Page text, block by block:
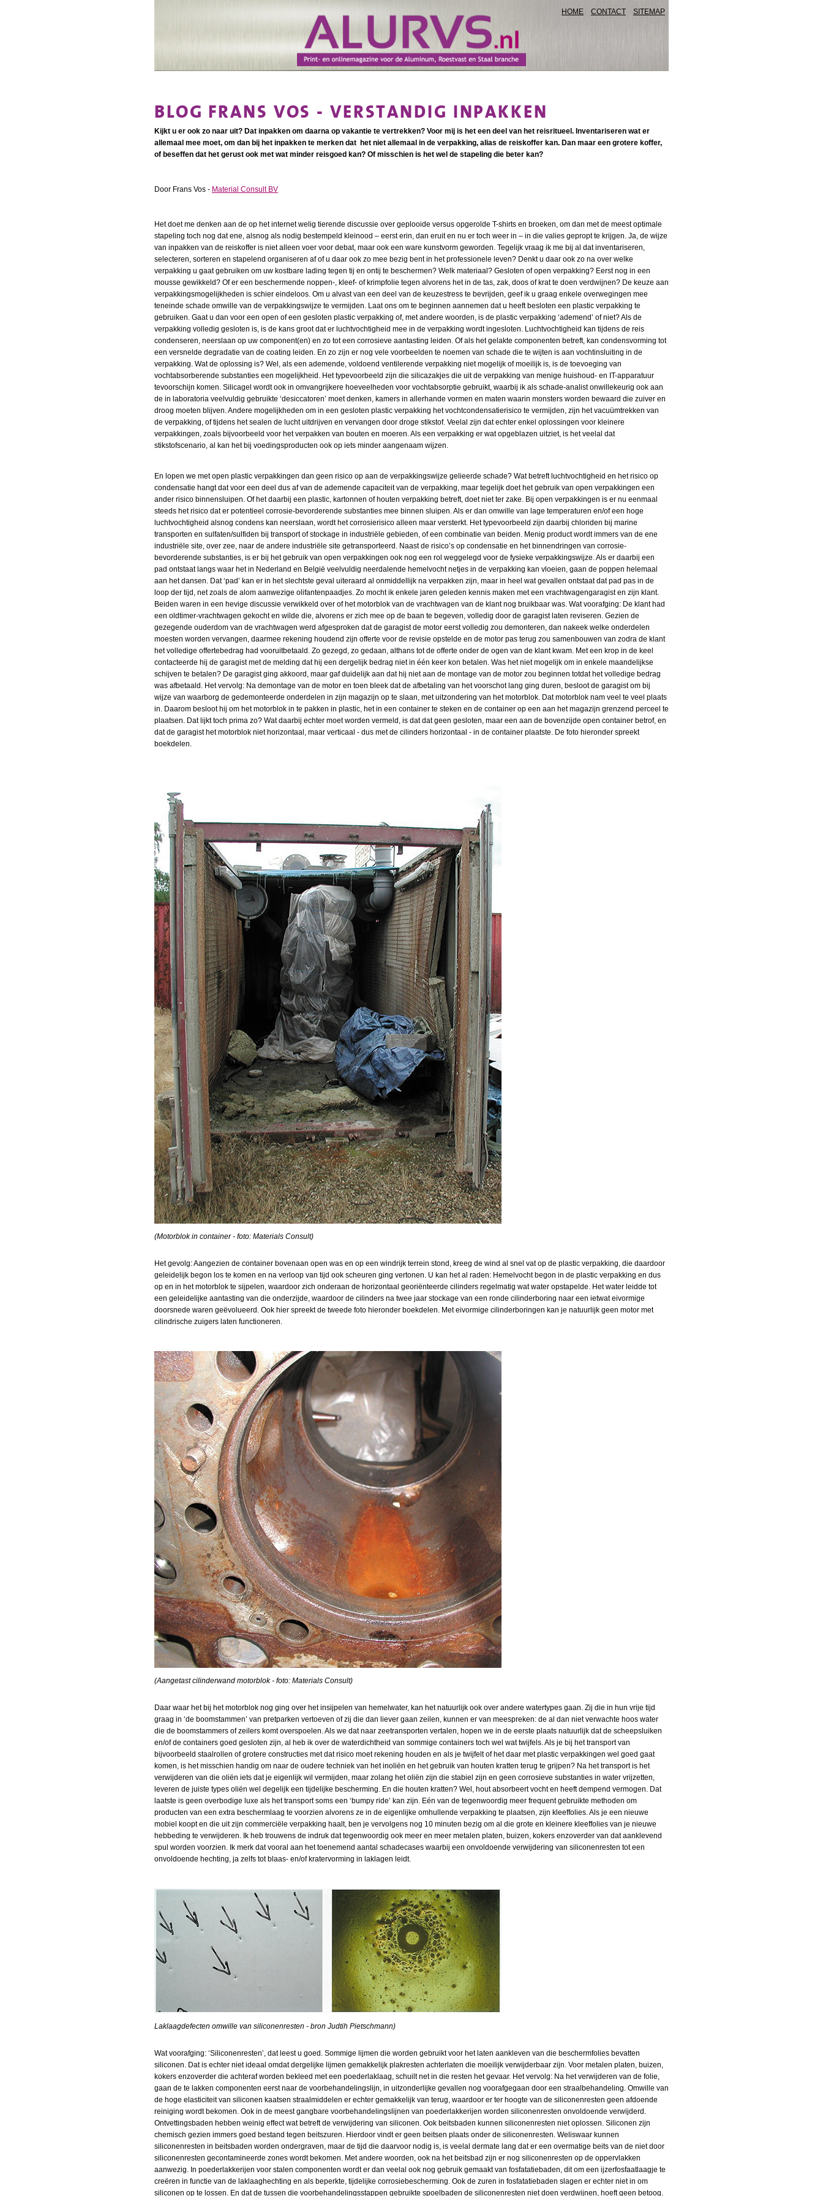
HOME CONTACT SITEMAP
BLOG FRANS VOS - VERSTANDIG INPAKKEN
Kijkt u er ook zo naar uit? Dat inpakken om daarna op vakantie te vertrekken? Voor mij is het een deel van het reisritueel. Inventariseren wat er
allemaal mee moet, om dan bij het inpakken te merken dat het niet allemaal in de verpakking, alias de reiskoffer kan. Dan maar een grotere koffer,
of beseffen dat het gerust ook met wat minder reisgoed kan? Of misschien is het wel de stapeling die beter kan?
Door Frans Vos - Material Consult BV
Het doet me denken aan de op het internet welig tierende discussie over geplooide versus opgerolde T-shirts en broeken, om dan met de meest optimale
stapeling toch nog dat ene, alsnog als nodig bestempeld kleinood – eerst erin, dan eruit en nu er toch weer in – in die valies gepropt te krijgen. Ja, de wijze
van inpakken van de reiskoffer is niet alleen voer voor debat, maar ook een ware kunstvorm geworden. Tegelijk vraag ik me bij al dat inventariseren,
selecteren, sorteren en stapelend organiseren af of u daar ook zo mee bezig bent in het professionele leven? Denkt u daar ook zo na over welke
verpakking u gaat gebruiken om uw kostbare lading tegen tij en ontij te beschermen? Welk materiaal? Gesloten of open verpakking? Eerst nog in een
mousse gewikkeld? Of er een beschermende noppen-, kleef- of krimpfolie tegen alvorens het in de tas, zak, doos of krat te doen verdwijnen? De keuze aan
verpakkingsmogelijkheden is schier eindeloos. Om u alvast van een deel van de keuzestress te bevrijden, geef ik u graag enkele overwegingen mee
teneinde schade omwille van de verpakkingswijze te vermijden. Laat ons om te beginnen aannemen dat u heeft besloten een plastic verpakking te
gebruiken. Gaat u dan voor een open of een gesloten plastic verpakking of, met andere woorden, is de plastic verpakking ‘ademend’ of niet? Als de
verpakking volledig gesloten is, is de kans groot dat er luchtvochtigheid mee in de verpakking wordt ingesloten. Luchtvochtigheid kan tijdens de reis
condenseren, neerslaan op uw component(en) en zo tot een corrosieve aantasting leiden. Of als het gelakte componenten betreft, kan condensvorming tot
een versnelde degradatie van de coating leiden. En zo zijn er nog vele voorbeelden te noemen van schade die te wijten is aan vochtinsluiting in de
verpakking. Wat de oplossing is? Wel, als een ademende, voldoend ventilerende verpakking niet mogelijk of moeilijk is, is de toevoeging van
vochtabsorberende substanties een mogelijkheid. Het typevoorbeeld zijn die silicazakjes die uit de verpakking van menige huishoud- en IT-apparatuur
tevoorschijn komen. Silicagel wordt ook in omvangrijkere hoeveelheden voor vochtabsorptie gebruikt, waarbij ik als schade-analist onwillekeurig ook aan
de in laboratoria veelvuldig gebruikte ‘desiccatoren’ moet denken, kamers in allerhande vormen en maten waarin monsters worden bewaard die zuiver en
droog moeten blijven. Andere mogelijkheden om in een gesloten plastic verpakking het vochtcondensatierisico te vermijden, zijn het vacuümtrekken van
de verpakking, of tijdens het sealen de lucht uitdrijven en vervangen door droge stikstof. Veelal zijn dat echter enkel oplossingen voor kleinere
verpakkingen, zoals bijvoorbeeld voor het verpakken van bouten en moeren. Als een verpakking er wat opgeblazen uitziet, is het veelal dat
stikstofscenario, al kan het bij voedingsproducten ook op iets minder aangenaam wijzen.
En lopen we met open plastic verpakkingen dan geen risico op aan de verpakkingswijze gelieerde schade? Wat betreft luchtvochtigheid en het risico op
condensatie hangt dat voor een deel dus af van de ademende capaciteit van de verpakking, maar tegelijk doet het gebruik van open verpakkingen een
ander risico binnensluipen. Of het daarbij een plastic, kartonnen of houten verpakking betreft, doet niet ter zake. Bij open verpakkingen is er nu eenmaal
steeds het risico dat er potentieel corrosie-bevorderende substanties mee binnen sluipen. Als er dan omwille van lage temperaturen en/of een hoge
luchtvochtigheid alsnog condens kan neerslaan, wordt het corrosierisico alleen maar versterkt. Het typevoorbeeld zijn daarbij chloriden bij marine
transporten en sulfaten/sulfiden bij transport of stockage in industriële gebieden, of een combinatie van beiden. Menig product wordt immers van de ene
industriële site, over zee, naar de andere industriële site getransporteerd. Naast de risico’s op condensatie en het binnendringen van corrosie-
bevorderende substanties, is er bij het gebruik van open verpakkingen ook nog een rol weggelegd voor de fysieke verpakkingswijze. Als er daarbij een
pad ontstaat langs waar het in Nederland en België veelvuldig neerdalende hemelvocht netjes in de verpakking kan vloeien, gaan de poppen helemaal
aan het dansen. Dat ‘pad’ kan er in het slechtste geval uiteraard al onmiddellijk na verpakken zijn, maar in heel wat gevallen ontstaat dat pad pas in de
loop der tijd, net zoals de alom aanwezige olifantenpaadjes. Zo mocht ik enkele jaren geleden kennis maken met een vrachtwagengaragist en zijn klant.
Beiden waren in een hevige discussie verwikkeld over of het motorblok van de vrachtwagen van de klant nog bruikbaar was. Wat voorafging: De klant had
een oldtimer-vrachtwagen gekocht en wilde die, alvorens er zich mee op de baan te begeven, volledig door de garagist laten reviseren. Gezien de
gezegende ouderdom van de vrachtwagen werd afgesproken dat de garagist de motor eerst volledig zou demonteren, dan nakeek welke onderdelen
moesten worden vervangen, daarmee rekening houdend zijn offerte voor de revisie opstelde en de motor pas terug zou samenbouwen van zodra de klant
het volledige offertebedrag had vooruitbetaald. Zo gezegd, zo gedaan, althans tot de offerte onder de ogen van de klant kwam. Met een krop in de keel
contacteerde hij de garagist met de melding dat hij een dergelijk bedrag niet in één keer kon betalen. Was het niet mogelijk om in enkele maandelijkse
schijven te betalen? De garagist ging akkoord, maar gaf duidelijk aan dat hij niet aan de montage van de motor zou beginnen totdat het volledige bedrag
was afbetaald. Het vervolg: Na demontage van de motor en toen bleek dat de afbetaling van het voorschot lang ging duren, besloot de garagist om bij
wijze van waarborg de gedemonteerde onderdelen in zijn magazijn op te slaan, met uitzondering van het motorblok. Dat motorblok nam veel te veel plaats
in. Daarom besloot hij om het motorblok in te pakken in plastic, het in een container te steken en de container op een aan het magazijn grenzend perceel te
plaatsen. Dat lijkt toch prima zo? Wat daarbij echter moet worden vermeld, is dat dat geen gesloten, maar een aan de bovenzijde open container betrof, en
dat de garagist het motorblok niet horizontaal, maar verticaal - dus met de cilinders horizontaal - in de container plaatste. De foto hieronder spreekt
boekdelen.
(Motorblok in container - foto: Materials Consult)
Het gevolg: Aangezien de container bovenaan open was en op een windrijk terrein stond, kreeg de wind al snel vat op de plastic verpakking, die daardoor
geleidelijk begon los te komen en na verloop van tijd ook scheuren ging vertonen. U kan het al raden: Hemelvocht begon in de plastic verpakking en dus
op en in het motorblok te sijpelen, waardoor zich onderaan de horizontaal georiënteerde cilinders regelmatig wat water opstapelde. Het water leidde tot
een geleidelijke aantasting van die onderzijde, waardoor de cilinders na twee jaar stockage van een ronde cilinderboring naar een ietwat eivormige
doorsnede waren geëvolueerd. Ook hier spreekt de tweede foto hieronder boekdelen. Met eivormige cilinderboringen kan je natuurlijk geen motor met
cilindrische zuigers laten functioneren.
(Aangetast cilinderwand motorblok - foto: Materials Consult)
Daar waar het bij het motorblok nog ging over het insijpelen van hemelwater, kan het natuurlijk ook over andere watertypes gaan. Zij die in hun vrije tijd
graag in ‘de boomstammen’ van pretparken vertoeven of zij die dan liever gaan zeilen, kunnen er van meespreken: de al dan niet verwachte hoos water
die de boomstammers of zeilers komt overspoelen. Als we dat naar zeetransporten vertalen, hopen we in de eerste plaats natuurlijk dat de scheepsluiken
en/of de containers goed gesloten zijn, al heb ik over de waterdichtheid van sommige containers toch wel wat twijfels. Als je bij het transport van
bijvoorbeeld staalrollen of grotere constructies met dat risico moet rekening houden en als je twijfelt of het daar met plastic verpakkingen wel goed gaat
komen, is het misschien handig om naar de oudere techniek van het inoliën en het gebruik van houten kratten terug te grijpen? Na het transport is het
verwijderen van die oliën iets dat je eigenlijk wil vermijden, maar zolang het oliën zijn die stabiel zijn en geen corrosieve substanties in water vrijzetten,
leveren de juiste types oliën wel degelijk een tijdelijke bescherming. En die houten kratten? Wel, hout absorbeert vocht en heeft dempend vermogen. Dat
laatste is geen overbodige luxe als het transport soms een ‘bumpy ride’ kan zijn. Eén van de tegenwoordig meer frequent gebruikte methoden om
producten van een extra beschermlaag te voorzien alvorens ze in de eigenlijke omhullende verpakking te plaatsen, zijn kleeffolies. Als je een nieuwe
mobiel koopt en die uit zijn commerciële verpakking haalt, ben je vervolgens nog 10 minuten bezig om al die grote en kleinere kleeffolies van je nieuwe
hebbeding te verwijderen. Ik heb trouwens de indruk dat tegenwoordig ook meer en meer metalen platen, buizen, kokers enzoverder van dat aanklevend
spul worden voorzien. Ik merk dat vooral aan het toenemend aantal schadecases waarbij een onvoldoende verwijdering van siliconenresten tot een
onvoldoende hechting, ja zelfs tot blaas- en/of kratervorming in laklagen leidt.
Laklaagdefecten omwille van siliconenresten - bron Judtih Pietschmann)
Wat voorafging: ‘Siliconenresten’, dat leest u goed. Sommige lijmen die worden gebruikt voor het laten aankleven van die beschermfolies bevatten
siliconen. Dat is echter niet ideaal omdat dergelijke lijmen gemakkelijk plakresten achterlaten die moeilijk verwijderbaar zijn. Voor metalen platen, buizen,
kokers enzoverder die achteraf worden bekleed met een poederlaklaag, schuilt net in die resten het gevaar. Het vervolg: Na het verwijderen van de folie,
gaan de te lakken componenten eerst naar de voorbehandelingslijn, in uitzonderlijke gevallen nog voorafgegaan door een straalbehandeling. Omwille van
de hoge elasticiteit van siliconen kaatsen straalmiddelen er echter gemakkelijk van terug, waardoor er ter hoogte van de siliconenresten geen afdoende
reiniging wordt bekomen. Ook in de meest gangbare voorbehandelingslijnen van poederlakkerijen worden siliconenresten onvoldoende verwijderd.
Ontvettingsbaden hebben weinig effect wat betreft de verwijdering van siliconen. Ook beitsbaden kunnen siliconenresten niet oplossen. Siliconen zijn
chemisch gezien immers goed bestand tegen beitszuren. Hierdoor vindt er geen beitsen plaats onder de siliconenresten. Weliswaar kunnen
siliconenresten in beitsbaden worden ondergraven, maar de tijd die daarvoor nodig is, is veelal dermate lang dat er een overmatige beits van de niet door
siliconenresten gecontamineerde zones wordt bekomen. Met andere woorden, ook na het beitsbad zijn er nog siliconenresten op de oppervlakken
aanwezig. In poederlakkerijen voor stalen componenten wordt er dan veelal ook nog gebruik gemaakt van fosfatatiebaden, dit om een ijzerfosfaatlaagje te
creëren in functie van de laklaaghechting en als beperkte, tijdelijke corrosiebescherming. Ook de zuren in fosfatatiebaden slagen er echter niet in om
siliconen op te lossen. En dat de tussen die voorbehandelingsstappen gebruikte spoelbaden de siliconenresten niet doen verdwijnen, hoeft geen betoog.